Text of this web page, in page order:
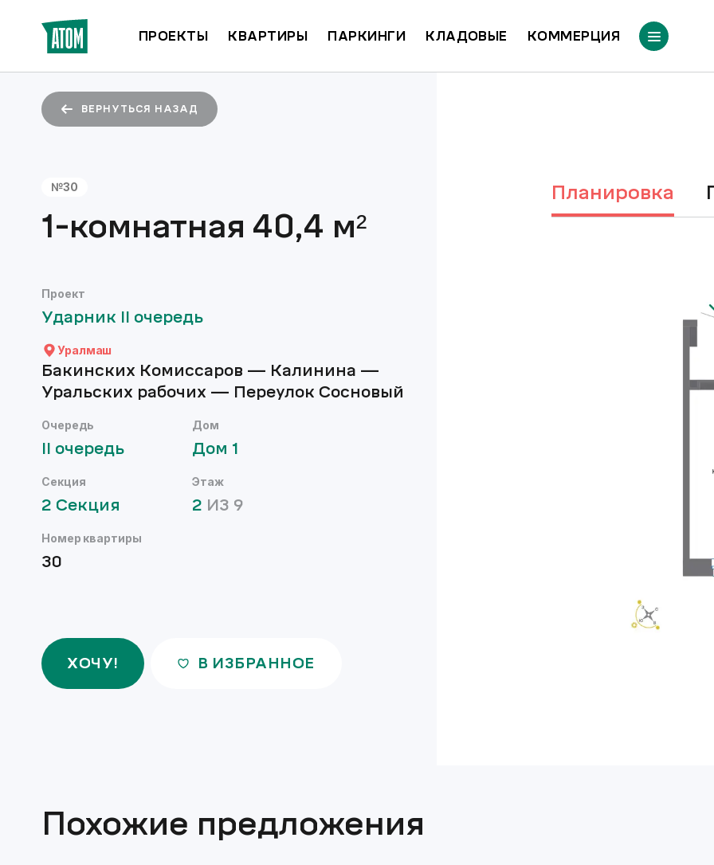
ПРОЕКТЫ КВАРТИРЫ ПАРКИНГИ КЛАДОВЫЕ КОММЕРЦИЯ
ВЕРНУТЬСЯ НАЗАД
№30
1-комнатная 40,4 м²
Проект
Ударник II очередь
Уралмаш
Бакинских Комиссаров — Калинина —
Уральских рабочих — Переулок Сосновый
Очередь
II очередь
Дом
Дом 1
Секция
2 Секция
Этаж
2 ИЗ 9
Номер квартиры
30
ХОЧУ! В ИЗБРАННОЕ
Планировка
Похожие предложения